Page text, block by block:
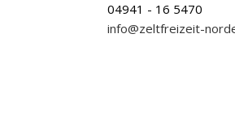
04941 - 16 5470
info@zeltfreizeit-